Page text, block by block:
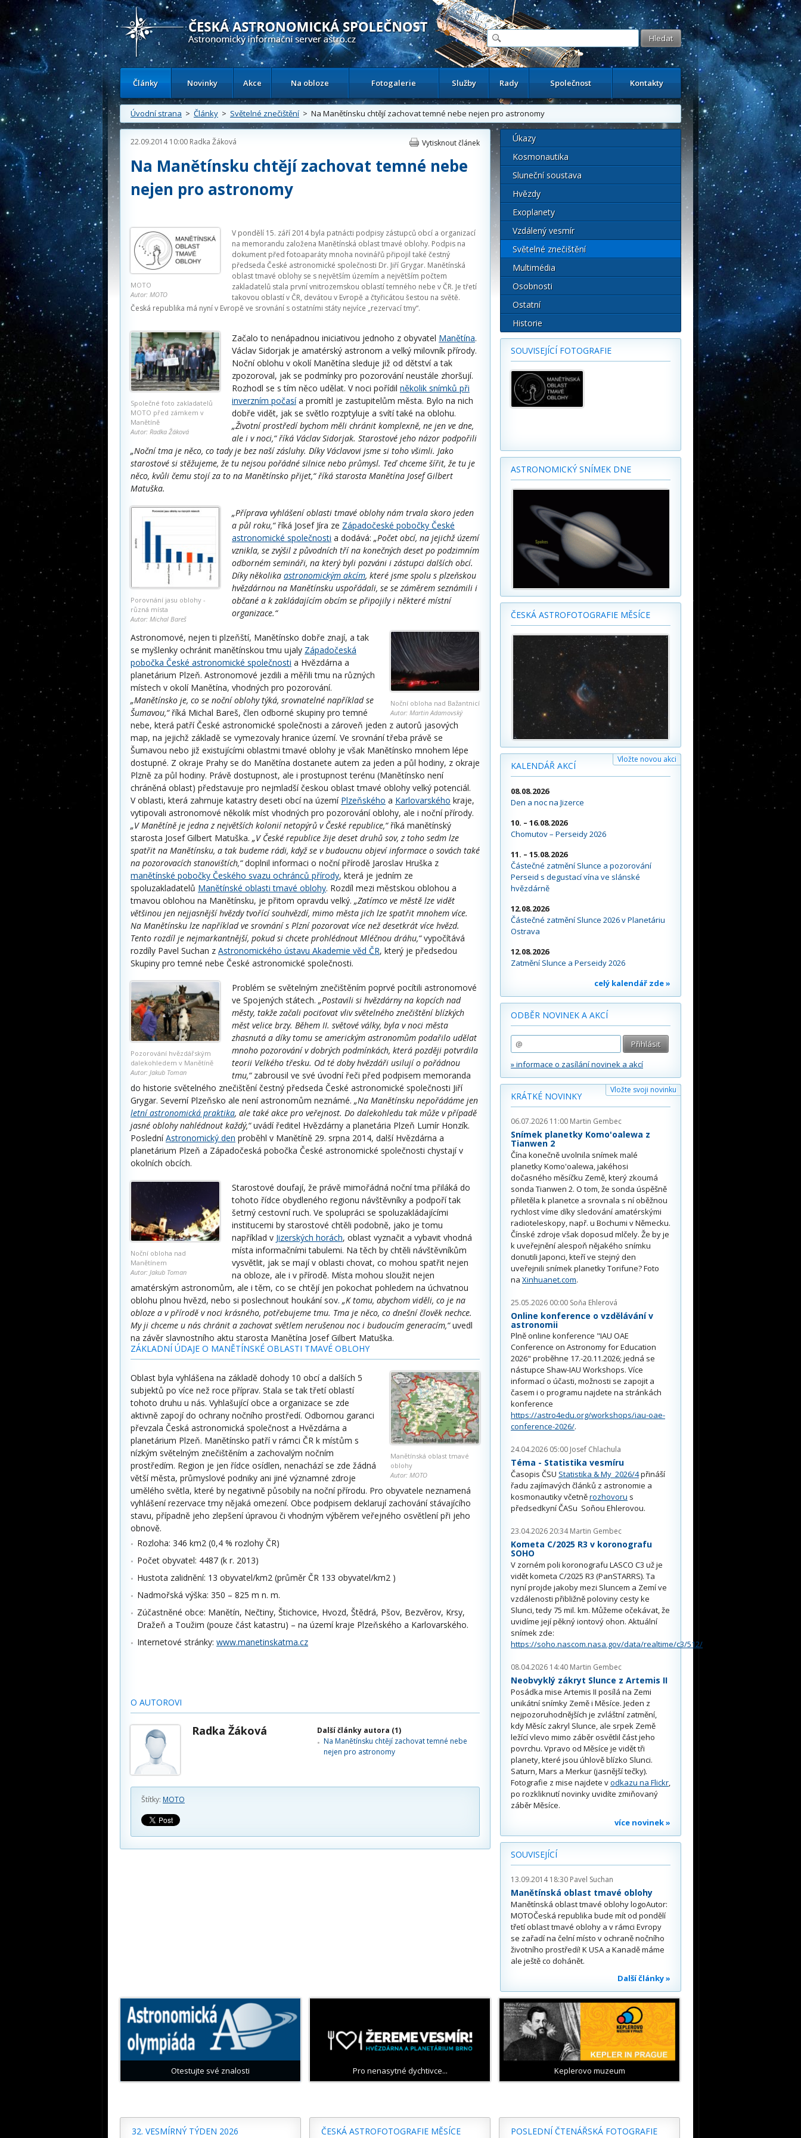
Česká astronomická společnost - Informační astronomický server
Články Novinky Akce Na obloze Fotogalerie Služby Rady Společnost Kontakty
Úvodní strana > Články > Světelné znečištění > Na Manětínsku chtějí zachovat temné nebe nejen pro astronomy
22.09.2014 10:00 Radka Žáková Vytisknout článek
Na Manětínsku chtějí zachovat temné nebe
nejen pro astronomy
MOTO
Autor: MOTO
V pondělí 15. září 2014 byla patnácti podpisy zástupců obcí a organizací
na memorandu založena Manětínská oblast tmavé oblohy. Podpis na
dokument před fotoaparáty mnoha novinářů připojil také čestný
předseda České astronomické společnosti Dr. Jiří Grygar. Manětínská
oblast tmavé oblohy se s největším územím a největším počtem
zakladatelů stala první vnitrozemskou oblastí temného nebe v ČR. Je třetí
takovou oblastí v ČR, devátou v Evropě a čtyřicátou šestou na světě.
Česká republika má nyní v Evropě ve srovnání s ostatními státy nejvíce „rezervací tmy“.
Společné foto zakladatelů
MOTO před zámkem v
Manětíně
Autor: Radka Žáková
Začalo to nenápadnou iniciativou jednoho z obyvatel Manětína.
Václav Sidorjak je amatérský astronom a velký milovník přírody.
Noční oblohu v okolí Manětína sleduje již od dětství a tak
zpozoroval, jak se podmínky pro pozorování neustále zhoršují.
Rozhodl se s tím něco udělat. V noci pořídil několik snímků při
inverzním počasía promítl je zastupitelům města. Bylo na nich
dobře vidět, jak se světlo rozptyluje a svítí také na oblohu.
„Životní prostředí bychom měli chránit komplexně, ne jen ve dne,
ale i v noci,“ říká Václav Sidorjak. Starostové jeho názor podpořili
„Noční tma je něco, co tady je bez naší zásluhy. Díky Václavovi jsme si toho všimli. Jako
starostové si stěžujeme, že tu nejsou pořádné silnice nebo průmysl. Teď chceme šířit, že tu je
něco, kvůli čemu stojí za to na Manětínsko přijet,“ říká starosta Manětína Josef Gilbert
Matuška.
Porovnání jasu oblohy -
různá místa
Autor: Michal Bareš
„Příprava vyhlášení oblasti tmavé oblohy nám trvala skoro jeden
a půl roku,“říká Josef Jíra ze Západočeské pobočky České
astronomické společnosti a dodává: „Počet obcí, na jejichž území
vznikla, se zvýšil z původních tří na konečných deset po podzimním
odborném semináři, na který byli pozváni i zástupci dalších obcí.
Díky několika astronomickým akcím, které jsme spolu s plzeňskou
hvězdárnou na Manětínsku uspořádali, se se záměrem seznámili i
občané a k zakládajícím obcím se připojily i některé místní
organizace.“
Noční obloha nad Bažantnicí
Autor: Martin Adamovský
Astronomové, nejen ti plzeňští, Manětínsko dobře znají, a tak
se myšlenky ochránit manětínskou tmu ujaly Západočeská
pobočka České astronomické společnosti a Hvězdárna a
planetárium Plzeň. Astronomové jezdili a měřili tmu na různých
místech v okolí Manětína, vhodných pro pozorování.
„Manětínsko je, co se noční oblohy týká, srovnatelné například se
Šumavou,“říká Michal Bareš, člen odborné skupiny pro temné
nebe, která patří České astronomické společnosti a zároveň jeden z autorů jasových
map, na jejichž základě se vymezovaly hranice území. Ve srovnání třeba právě se
Šumavou nebo již existujícími oblastmi tmavé oblohy je však Manětínsko mnohem lépe
dostupné. Z okraje Prahy se do Manětína dostanete autem za jeden a půl hodiny, z okraje
Plzně za půl hodiny. Právě dostupnost, ale i prostupnost terénu (Manětínsko není
chráněná oblast) představuje pro nejmladší českou oblast tmavé oblohy velký potenciál.
V oblasti, která zahrnuje katastry deseti obcí na území Plzeňského a Karlovarského kraje,
vytipovali astronomové několik míst vhodných pro pozorování oblohy, ale i noční přírody.
„V Manětíně je jedna z největších kolonií netopýrů v České republice,“říká manětínský
starosta Josef Gilbert Matuška. „V České republice žije deset druhů sov, z toho sedm lze
spatřit na Manětínsku, a tak budeme rádi, když se v budoucnu objeví informace o sovách také
na pozorovacích stanovištích,“doplnil informaci o noční přírodě Jaroslav Hruška z
manětínské pobočky Českého svazu ochránců přírody, která je jedním ze
spoluzakladatelů Manětínské oblasti tmavé oblohy. Rozdíl mezi městskou oblohou a
tmavou oblohou na Manětínsku, je přitom opravdu velký. „Zatímco ve městě lze vidět
většinou jen nejjasnější hvězdy tvořící souhvězdí, mimo města jich lze spatřit mnohem více.
Na Manětínsku lze například ve srovnání s Plzní pozorovat více než desetkrát více hvězd.
Tento rozdíl je nejmarkantnější, pokud si chcete prohlédnout Mléčnou dráhu,“vypočítává
rozdíly Pavel Suchan z Astronomického ústavu Akademie věd ČR, který je předsedou
Skupiny pro temné nebe České astronomické společnosti.
Pozorování hvězdářským
dalekohledem v Manětíně
Autor: Jakub Toman
Problém se světelným znečištěním poprvé pocítili astronomové
ve Spojených státech. „Postavili si hvězdárny na kopcích nad
městy, takže začali pociťovat vliv světelného znečištění blízkých
měst velice brzy. Během II. světové války, byla v noci města
zhasnutá a díky tomu se americkým astronomům podařilo udělat
mnoho pozorování v dobrých podmínkách, která později potvrdila
teorii Velkého třesku. Od té doby hvězdáři usilují o pořádnou
tmu,“zabrousil ve své úvodní řeči před podpisem memoranda
do historie světelného znečištění čestný předseda České astronomické společnosti Jiří
Grygar. Severní Plzeňsko ale není astronomům neznámé. „Na Manětínsku nepořádáme jen
letní astronomická praktika, ale také akce pro veřejnost. Do dalekohledu tak může v případě
jasné oblohy nahlédnout každý,“uvádí ředitel Hvězdárny a planetária Plzeň Lumír Honzík.
PosledníAstronomický den proběhl v Manětíně 29. srpna 2014, další Hvězdárna a
planetárium Plzeň a Západočeská pobočka České astronomické společnosti chystají v
okolních obcích.
Noční obloha nad
Manětínem
Autor: Jakub Toman
Starostové doufají, že právě mimořádná noční tma přiláká do
tohoto řídce obydleného regionu návštěvníky a podpoří tak
šetrný cestovní ruch. Ve spolupráci se spoluzakládajícími
institucemi by starostové chtěli podobně, jako je tomu
například v Jizerských horách, oblast vyznačit a vybavit vhodná
místa informačními tabulemi. Na těch by chtěli návštěvníkům
vysvětlit, jak se mají v oblasti chovat, co mohou spatřit nejen
na obloze, ale i v přírodě. Místa mohou sloužit nejen
amatérským astronomům, ale i těm, co se chtějí jen pokochat pohledem na úchvatnou
oblohu plnou hvězd, nebo si poslechnout houkání sov. „K tomu, abychom viděli, co je na
obloze a v přírodě v noci krásného, potřebujeme tmu. Tma je něco, co dnešní člověk nechce.
My ji chceme u nás chránit a zachovat světlem nerušenou noc i budoucím generacím,“uvedl
na závěr slavnostního aktu starosta Manětína Josef Gilbert Matuška.
ZÁKLADNÍ ÚDAJE O MANĚTÍNSKÉ OBLASTI TMAVÉ OBLOHY
Manětínská oblast tmavé
oblohy
Autor: MOTO
Oblast byla vyhlášena na základě dohody 10 obcí a dalších 5
subjektů po více než roce příprav. Stala se tak třetí oblastí
tohoto druhu u nás. Vyhlašující obce a organizace se zde
aktivně zapojí do ochrany nočního prostředí. Odbornou garanci
převzala Česká astronomická společnost a Hvězdárna a
planetárium Plzeň. Manětínsko patří v rámci ČR k místům s
nízkým světelným znečištěním a zachovalým nočním
prostředím. Region je jen řídce osídlen, nenachází se zde žádná
větší města, průmyslové podniky ani jiné významné zdroje
umělého světla, které by negativně působily na noční přírodu. Pro obyvatele neznamená
vyhlášení rezervace tmy nějaká omezení. Obce podpisem deklarují zachování stávajícího
stavu, případně jeho zlepšení úpravou či vhodným výběrem veřejného osvětlení při jeho
obnově.
Rozloha: 346 km2 (0,4 % rozlohy ČR)
Počet obyvatel: 4487 (k r. 2013)
Hustota zalidnění: 13 obyvatel/km2 (průměr ČR 133 obyvatel/km2 )
Nadmořská výška: 350 – 825 m n. m.
Zúčastněné obce: Manětín, Nečtiny, Štichovice, Hvozd, Štědrá, Pšov, Bezvěrov, Krsy,
Dražeň a Toužim (pouze část katastru) – na území kraje Plzeňského a Karlovarského.
Internetové stránky: www.manetinskatma.cz
O AUTOROVI
Radka Žáková
Další články autora (1)
Na Manětínsku chtějí zachovat temné nebe
nejen pro astronomy
Štítky: MOTO
Úkazy
Kosmonautika
Sluneční soustava
Hvězdy
Exoplanety
Vzdálený vesmír
Světelné znečištění
Multimédia
Osobnosti
Ostatní
Historie
SOUVISEJÍCÍ FOTOGRAFIE
ASTRONOMICKÝ SNÍMEK DNE
ČESKÁ ASTROFOTOGRAFIE MĚSÍCE
KALENDÁŘ AKCÍ
Vložte novou akci
08.08.2026
Den a noc na Jizerce
10. – 16.08.2026
Chomutov – Perseidy 2026
11. – 15.08.2026
Částečné zatmění Slunce a pozorování
Perseid s degustací vína ve slánské
hvězdárně
12.08.2026
Částečné zatmění Slunce 2026 v Planetáriu
Ostrava
12.08.2026
Zatmění Slunce a Perseidy 2026
celý kalendář zde »
ODBĚR NOVINEK A AKCÍ
» informace o zasílání novinek a akcí
Vložte svoji novinku
KRÁTKÉ NOVINKY
06.07.2026 11:00 Martin Gembec
Snímek planetky Komo'oalewa z
Tianwen 2
Čína konečně uvolnila snímek malé
planetky Komo'oalewa, jakéhosi
dočasného měsíčku Země, který zkoumá
sonda Tianwen 2. O tom, že sonda úspěšně
přiletěla k planetce a srovnala s ní oběžnou
rychlost víme díky sledování amatérskými
radioteleskopy, např. u Bochumi v Německu.
Čínské zdroje však doposud mlčely. Že by je
k uveřejnění alespoň nějakého snímku
donutili Japonci, kteří ve stejný den
uveřejnili snímek planetky Torifune? Foto
na Xinhuanet.com.
25.05.2026 00:00 Soňa Ehlerová
Online konference o vzdělávání v
astronomii
Plně online konference "IAU OAE
Conference on Astronomy for Education
2026" proběhne 17.-20.11.2026; jedná se
nástupce Shaw-IAU Workshops. Více
informací o účasti, možnosti se zapojit a
časem i o programu najdete na stránkách
konference
https://astro4edu.org/workshops/iau-oae-
conference-2026/.
24.04.2026 05:00 Josef Chlachula
Téma - Statistika vesmíru
Časopis ČSU Statistika & My 2026/4přináší
řadu zajímavých článků z astronomie a
kosmonautiky včetněrozhovoru s
předsedkyní ČASu Soňou Ehlerovou.
23.04.2026 20:34 Martin Gembec
Kometa C/2025 R3 v koronografu
SOHO
V zorném poli koronografu LASCO C3 už je
vidět kometa C/2025 R3 (PanSTARRS). Ta
nyní projde jakoby mezi Sluncem a Zemí ve
vzdálenosti přibližně poloviny cesty ke
Slunci, tedy 75 mil. km. Můžeme očekávat, že
uvidíme její pěkný iontový ohon. Aktuální
snímek zde:
https://soho.nascom.nasa.gov/data/realtime/c3/512/
08.04.2026 14:40 Martin Gembec
Neobvyklý zákryt Slunce z Artemis II
Posádka mise Artemis II posílá na Zemi
unikátní snímky Země i Měsíce. Jeden z
nejpozoruhodnějších je zvláštní zatmění,
kdy Měsíc zakryl Slunce, ale srpek Země
ležící vlevo mimo záběr osvětlil část jeho
povrchu. Vpravo od Měsíce je vidět tři
planety, které jsou úhlově blízko Slunci.
Saturn, Mars a Merkur (jasnější tečky).
Fotografie z mise najdete vodkazu na Flickr,
po rozkliknutí novinky uvidíte zmiňovaný
záběr Měsíce.
více novinek »
SOUVISEJÍCÍ
13.09.2014 18:30 Pavel Suchan
Manětínská oblast tmavé oblohy
Manětínská oblast tmavé oblohy logoAutor:
MOTOČeská republika bude mít od pondělí
třetí oblast tmavé oblohy a v rámci Evropy
se zařadí na čelní místo v ochraně nočního
životního prostředí! K USA a Kanadě máme
ale ještě co dohánět.
Další články »
Otestujte své znalosti Pro nenasytné dychtivce... Keplerovo muzeum
32. VESMÍRNÝ TÝDEN 2026 ČESKÁ ASTROFOTOGRAFIE MĚSÍCE POSLEDNÍ ČTENÁŘSKÁ FOTOGRAFIE